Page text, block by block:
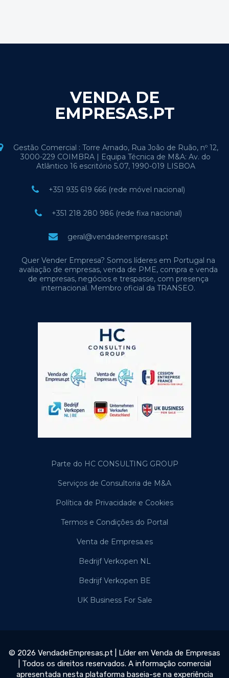
VENDA DE
EMPRESAS.PT
Gestão Comercial : Torre Arnado, Rua João de Ruão, nº 12,
3000-229 COIMBRA | Equipa Técnica de M&A: Av. do
Atlântico 16 escritório 5.07, 1990-019 LISBOA
+351 935 619 666 (rede móvel nacional)
+351 218 280 986 (rede fixa nacional)
geral@vendadeempresas.pt
Quer Vender Empresa? Somos líderes em Portugal na
avaliação de empresas, venda de PME, compra e venda
de empresas, negócios e trespasse, com presença
internacional. Membro oficial da TRANSEO.
Parte do HC CONSULTING GROUP
Serviços de Consultoria de M&A
Política de Privacidade e Cookies
Termos e Condições do Portal
Venta de Empresa.es
Bedrijf Verkopen NL
Bedrijf Verkopen BE
UK Business For Sale
© 2026 VendadeEmpresas.pt | Líder em Venda de Empresas
| Todos os direitos reservados. A informação comercial
apresentada nesta plataforma baseia-se na experiência